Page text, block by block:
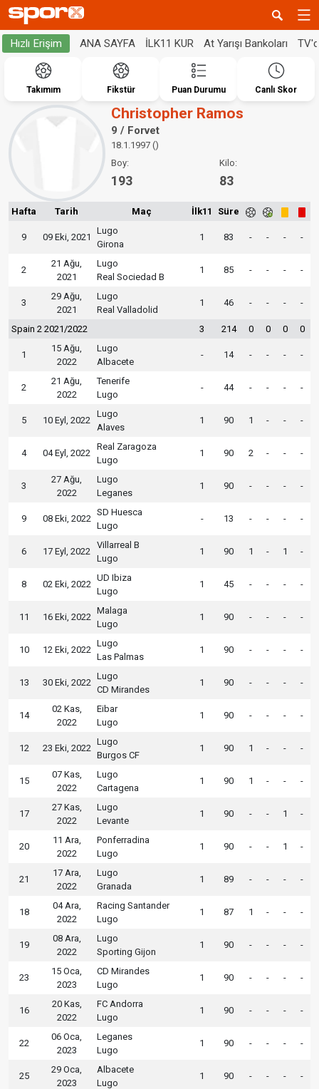
Hızlı Erişim ANA SAYFA İLK11 KUR At Yarışı Bankoları
Takımım Fikstür Puan Durumu Canlı Skor
Christopher Ramos
9 / Forvet
18.1.1997 ()
Boy:
193
Kilo:
83
Hafta Tarih Maç İlk11 Süre
9 09 Eki, 2021
Lugo
Girona
1 83 - - - -
2
21 Ağu,
2021
Lugo
Real Sociedad B
1 85 - - - -
3
29 Ağu,
2021
Lugo
Real Valladolid
1 46 - - - -
Spain 2 2021/2022 3 214 0 0 0 0
1
15 Ağu,
2022
Lugo
Albacete
- 14 - - - -
2
21 Ağu,
2022
Tenerife
Lugo
- 44 - - - -
5 10 Eyl, 2022
Lugo
Alaves
1 90 1 - - -
4 04 Eyl, 2022
Real Zaragoza
Lugo
1 90 2 - - -
3
27 Ağu,
2022
Lugo
Leganes
1 90 - - - -
9 08 Eki, 2022
SD Huesca
Lugo
- 13 - - - -
6 17 Eyl, 2022
Villarreal B
Lugo
1 90 1 - 1 -
8 02 Eki, 2022
UD Ibiza
Lugo
1 45 - - - -
11 16 Eki, 2022
Malaga
Lugo
1 90 - - - -
10 12 Eki, 2022
Lugo
Las Palmas
1 90 - - - -
13 30 Eki, 2022
Lugo
CD Mirandes
1 90 - - - -
14
02 Kas,
2022
Eibar
Lugo
1 90 - - - -
12 23 Eki, 2022
Lugo
Burgos CF
1 90 1 - - -
15
07 Kas,
2022
Lugo
Cartagena
1 90 1 - - -
17
27 Kas,
2022
Lugo
Levante
1 90 - - 1 -
20
11 Ara,
2022
Ponferradina
Lugo
1 90 - - 1 -
21
17 Ara,
2022
Lugo
Granada
1 89 - - - -
18
04 Ara,
2022
Racing Santander
Lugo
1 87 1 - - -
19
08 Ara,
2022
Lugo
Sporting Gijon
1 90 - - - -
23
15 Oca,
2023
CD Mirandes
Lugo
1 90 - - - -
16
20 Kas,
2022
FC Andorra
Lugo
1 90 - - - -
22
06 Oca,
2023
Leganes
Lugo
1 90 - - - -
25
29 Oca,
2023
Albacete
Lugo
1 90 - - - -